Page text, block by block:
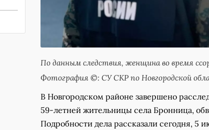
По данным следствия, женщина во время
Фотография ©: СУ СКР по Новгородской
В Новгородском районе завершено
59-летней жительницы села Бронница,
Подробности дела рассказали сегодня, 5